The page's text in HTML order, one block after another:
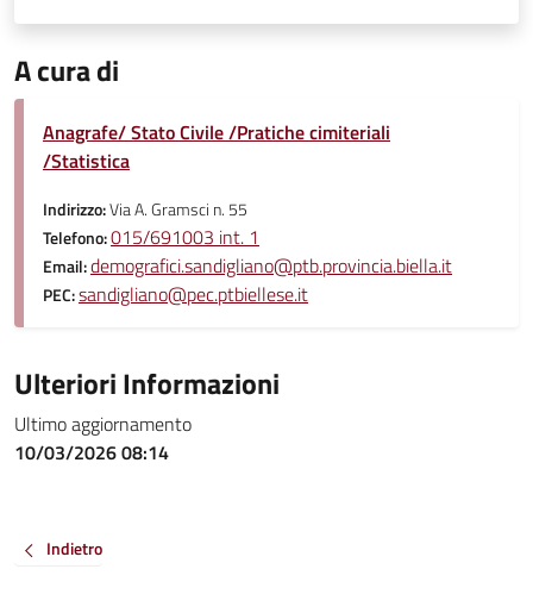
A cura di
Anagrafe/ Stato Civile /Pratiche cimiteriali
/Statistica
Indirizzo:Via A. Gramsci n. 55
Telefono:015/691003 int. 1
Email:demografici.sandigliano@ptb.provincia.biella.it
PEC:sandigliano@pec.ptbiellese.it
Ulteriori Informazioni
Ultimo aggiornamento
10/03/2026 08:14
Indietro